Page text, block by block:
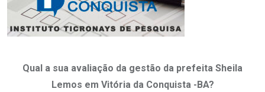
Qual a sua avaliação da gestão da prefeita Sheila
Lemos em Vitória da Conquista -BA?